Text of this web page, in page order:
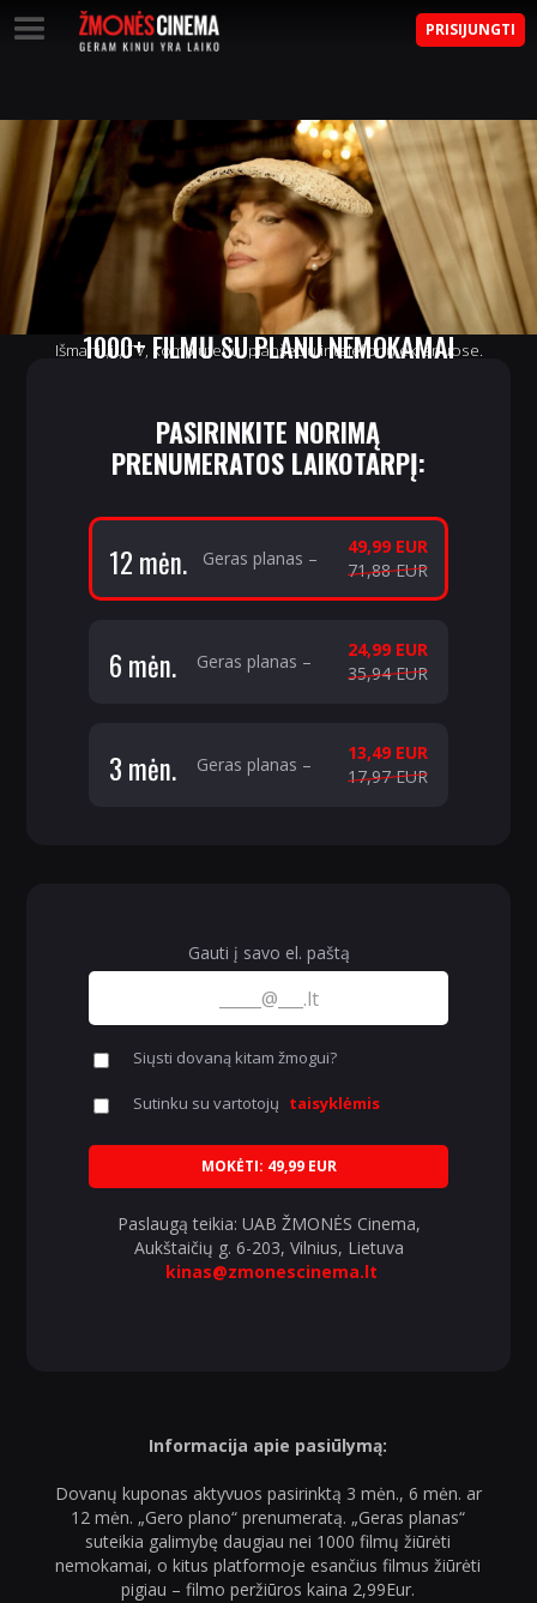
PRISIJUNGTI
1000+ FILMŲ SU PLANU NEMOKAMAI
Išmaniųjų TV, kompiuterių, planšečių ir telefonų ekranuose.
PASIRINKITE NORIMĄ
PRENUMERATOS LAIKOTARPĮ:
12 mėn. Geras planas –
49,99 EUR
71,88 EUR
6 mėn. Geras planas –
24,99 EUR
35,94 EUR
3 mėn. Geras planas –
13,49 EUR
17,97 EUR
Gauti į savo el. paštą
Siųsti dovaną kitam žmogui?
Sutinku su vartotojų taisyklėmis
MOKĖTI: 49,99 EUR
Paslaugą teikia: UAB ŽMONĖS Cinema,
Aukštaičių g. 6-203, Vilnius, Lietuva
kinas@zmonescinema.lt
Informacija apie pasiūlymą:
Dovanų kuponas aktyvuos pasirinktą 3 mėn., 6 mėn. ar
12 mėn. „Gero plano“ prenumeratą. „Geras planas“
suteikia galimybę daugiau nei 1000 filmų žiūrėti
nemokamai, o kitus platformoje esančius filmus žiūrėti
pigiau – filmo peržiūros kaina 2,99Eur.